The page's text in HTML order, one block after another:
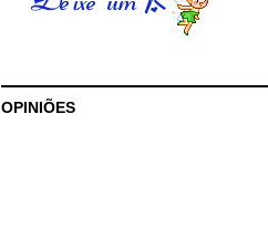
OPINIÕES